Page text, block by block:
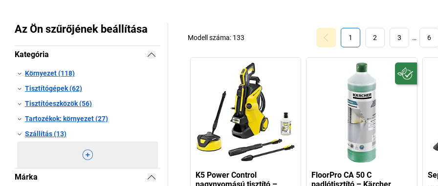
Az Ön szűrőjének beállítása
Kategória
Környezet (118)
Tisztítógépek (62)
Tisztítóeszközök (56)
Tartozékok: környezet (27)
Szállítás (13)
Márka
1 2 3 … 6
Modell száma: 133
K5 Power Control
nagynyomású tisztító –
FloorPro CA 50 C
padlótisztító – Kärcher